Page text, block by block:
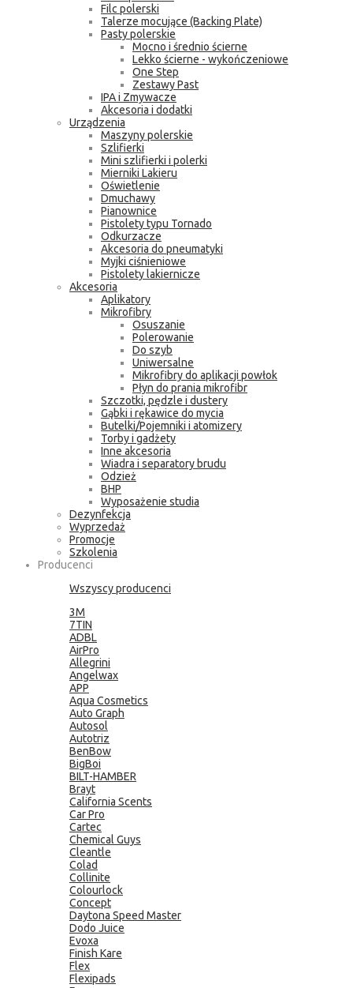
Filc polerski
Talerze mocujące (Backing Plate)
Pasty polerskie
Mocno i średnio ścierne
Lekko ścierne - wykończeniowe
One Step
Zestawy Past
IPA i Zmywacze
Akcesoria i dodatki
Urządzenia
Maszyny polerskie
Szlifierki
Mini szlifierki i polerki
Mierniki Lakieru
Oświetlenie
Dmuchawy
Pianownice
Pistolety typu Tornado
Odkurzacze
Akcesoria do pneumatyki
Myjki ciśnieniowe
Pistolety lakiernicze
Akcesoria
Aplikatory
Mikrofibry
Osuszanie
Polerowanie
Do szyb
Uniwersalne
Mikrofibry do aplikacji powłok
Płyn do prania mikrofibr
Szczotki, pędzle i dustery
Gąbki i rękawice do mycia
Butelki/Pojemniki i atomizery
Torby i gadżety
Inne akcesoria
Wiadra i separatory brudu
Odzież
BHP
Wyposażenie studia
Dezynfekcja
Wyprzedaż
Promocje
Szkolenia
Producenci
Wszyscy producenci
3M
7TIN
ADBL
AirPro
Allegrini
Angelwax
APP
Aqua Cosmetics
Auto Graph
Autosol
Autotriz
BenBow
BigBoi
BILT-HAMBER
Brayt
California Scents
Car Pro
Cartec
Chemical Guys
Cleantle
Colad
Collinite
Colourlock
Concept
Daytona Speed Master
Dodo Juice
Evoxa
Finish Kare
Flex
Flexipads